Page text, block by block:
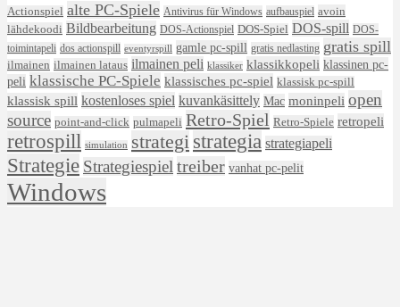
Actionspiel alte PC-Spiele Antivirus für Windows aufbauspiel avoin
lähdekoodi Bildbearbeitung DOS-Actionspiel DOS-Spiel DOS-spill DOS-
toimintapeli dos actionspill eventyrspill gamle pc-spill gratis nedlasting gratis spill
ilmainen ilmainen lataus ilmainen peli klassiker klassikkopeli klassinen pc-
peli klassische PC-Spiele klassisches pc-spiel klassisk pc-spill
klassisk spill kostenloses spiel kuvankäsittely Mac moninpeli open
source point-and-click pulmapeli Retro-Spiel Retro-Spiele retropeli
retrospill simulation strategi strategia strategiapeli
Strategie Strategiespieltreiber vanhat pc-pelit
Windows